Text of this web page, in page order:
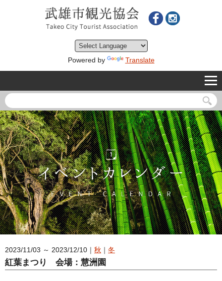
Powered by Translate
2023/11/03 ～ 2023/12/10｜ 秋 ｜ 冬
紅葉まつり 会場：慧洲園